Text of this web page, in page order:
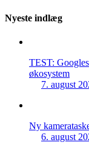
Nyeste indlæg
TEST:
økosystem
7. august
Ny
6. august